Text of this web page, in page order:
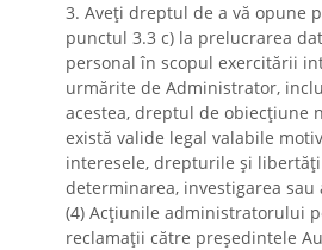
3. Aveți dreptul de a vă opune
punctul 3.3 c) la prelucrarea
personal în scopul exercitării
urmărite de Administrator,
acestea, dreptul de obiecțiune
există valide legal valabile
interesele, drepturile și
determinarea, investigarea
(4) Acțiunile administratorului
reclamații către președintele